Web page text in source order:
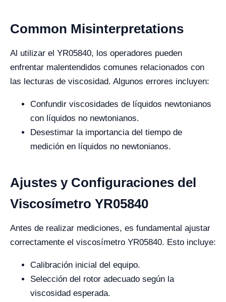
Common Misinterpretations
Al utilizar el YR05840, los operadores pueden
enfrentar malentendidos comunes relacionados con
las lecturas de viscosidad. Algunos errores incluyen:
Confundir viscosidades de líquidos newtonianos
con líquidos no newtonianos.
Desestimar la importancia del tiempo de
medición en líquidos no newtonianos.
Ajustes y Configuraciones del
Viscosímetro YR05840
Antes de realizar mediciones, es fundamental ajustar
correctamente el viscosímetro YR05840. Esto incluye:
Calibración inicial del equipo.
Selección del rotor adecuado según la
viscosidad esperada.